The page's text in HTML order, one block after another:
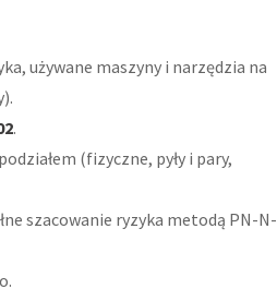
używane maszyny i narzędzia na
.
(fizyczne, pyły i pary,
szacowanie ryzyka metodą PN-N-